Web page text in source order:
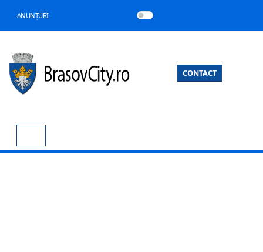
ANUNȚURI
CONTACT